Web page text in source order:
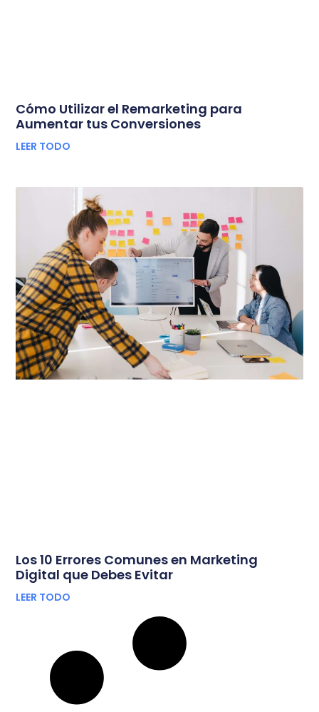
Cómo Utilizar el Remarketing para
Aumentar tus Conversiones
LEER TODO
Los 10 Errores Comunes en Marketing
Digital que Debes Evitar
LEER TODO